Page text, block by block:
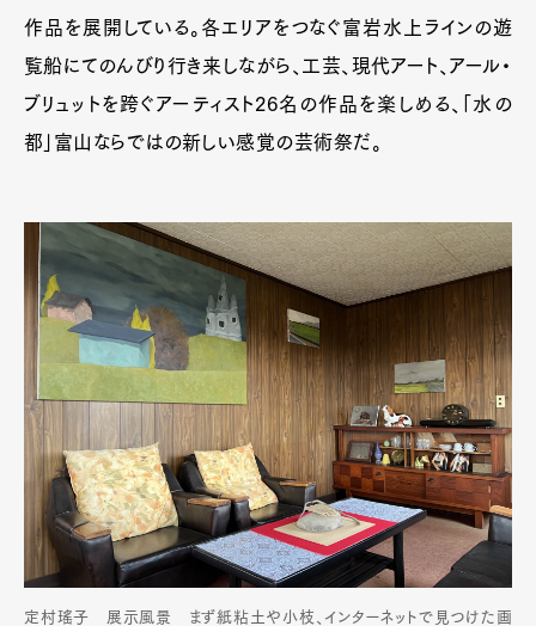
作品を展開している。各エリアをつなぐ富岩水上ラインの遊
覧船にてのんびり行き来しながら、工芸、現代アート、アール・
ブリュットを跨ぐアーティスト26名の作品を楽しめる、「水の
都」富山ならではの新しい感覚の芸術祭だ。
定村瑤子 展示風景 まず紙粘土や小枝、インターネットで見つけた画